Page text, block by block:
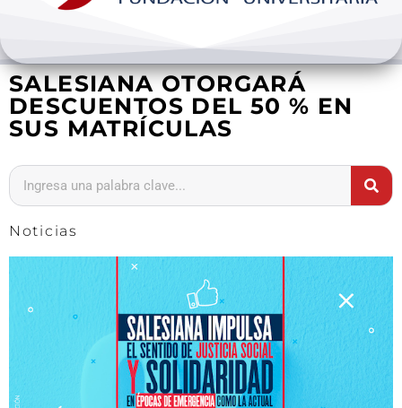
Internacionalización
Investigación
Extension y desarrollo
SALESIANA OTORGARÁ
DESCUENTOS DEL 50 % EN
SUS MATRÍCULAS
Noticias